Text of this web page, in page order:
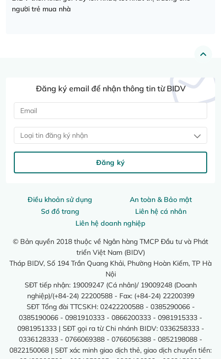
người trẻ mua nhà
Điều khoản sử dụng
An toàn & Bảo mật
Sơ đồ trang
Liên hệ cá nhân
Liên hệ doanh nghiệp
© Bản quyền 2018 thuộc về Ngân hàng TMCP Đầu tư và Phát
triển Việt Nam (BIDV)
Tháp BIDV, Số 194 Trần Quang Khải, Phường Hoàn Kiếm, TP Hà
Nội
SĐT tiếp nhận: 19009247 (Cá nhân)/ 19009248 (Doanh
nghiệp)/(+84-24) 22200588 - Fax: (+84-24) 22200399
SĐT Tổng đài TTCSKH: 02422200588 - 0385290066 -
0385190066 - 0981910333 - 0866200333 - 0981915333 -
0981951333 | SĐT gọi ra từ Chi nhánh BIDV: 0336258333 -
0336128333 - 0766069388 - 0766056388 - 0852198088 -
0822150068 | SĐT xác minh giao dịch thẻ, giao dịch chuyển tiền:
Đăng ký email để nhận thông tin từ BIDV
Loại tin đăng ký nhận
Đăng ký